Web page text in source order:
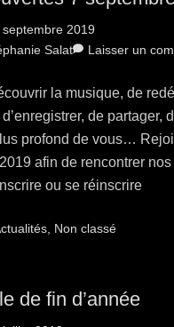
septembre 2019
Salat Laisser un
la musique, de
de partager,
profond de vous…
afin de rencontrer
ou se réinscrire
, Non classé
de fin d’année